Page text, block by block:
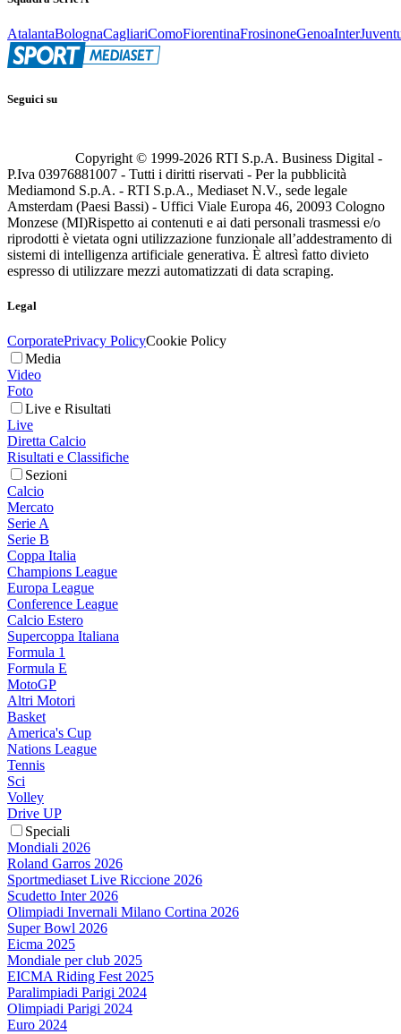
AtalantaBolognaCagliariComoFiorentinaFrosinoneGenoaInter
Seguici su
Copyright © 1999-2026 RTI S.p.A. Business Digital -
P.Iva 03976881007 - Tutti i diritti riservati - Per la pubblicità
Mediamond S.p.A. - RTI S.p.A., Mediaset N.V., sede legale
Amsterdam (Paesi Bassi) - Uffici Viale Europa 46, 20093 Cologno
Monzese (MI)Rispetto ai contenuti e ai dati personali trasmessi e/o
riprodotti è vietata ogni utilizzazione funzionale all’addestramento di
sistemi di intelligenza artificiale generativa. È altresì fatto divieto
espresso di utilizzare mezzi automatizzati di data scraping.
Legal
CorporatePrivacy PolicyCookie Policy
Media
Video
Foto
Live e Risultati
Live
Diretta Calcio
Risultati e Classifiche
Sezioni
Calcio
Mercato
Serie A
Serie B
Coppa Italia
Champions League
Europa League
Conference League
Calcio Estero
Supercoppa Italiana
Formula 1
Formula E
MotoGP
Altri Motori
Basket
America's Cup
Nations League
Tennis
Sci
Volley
Drive UP
Speciali
Mondiali 2026
Roland Garros 2026
Sportmediaset Live Riccione 2026
Scudetto Inter 2026
Olimpiadi Invernali Milano Cortina 2026
Super Bowl 2026
Eicma 2025
Mondiale per club 2025
EICMA Riding Fest 2025
Paralimpiadi Parigi 2024
Olimpiadi Parigi 2024
Euro 2024